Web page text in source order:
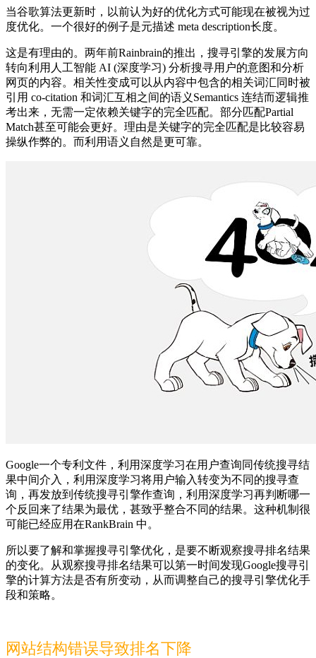
当谷歌算法更新时，以前认为好的优化方式可能现在被视为过
度优化。一个很好的例子是元描述 meta description长度。
这是有理由的。两年前Rainbrain的推出，搜寻引擎的发展方向
转向利用人工智能 AI (深度学习) 分析搜寻用户的意图和分析
网页的内容。相关性变成可以从内容中包含的相关词汇同时被
引用 co-citation 和词汇互相之间的语义Semantics 连结而逻辑推
考出来，无需一定依赖关键字的完全匹配。部分匹配Partial
Match甚至可能会更好。理由是关键字的完全匹配是比较容易
操纵作弊的。而利用语义自然是更可靠。
Google一个专利文件，利用深度学习在用户查询同传统搜寻结
果中间介入，利用深度学习将用户输入转变为不同的搜寻查
询，再发放到传统搜寻引擎作查询，利用深度学习再判断哪一
个反回来了结果为最优，甚致乎整合不同的结果。这种机制很
可能已经应用在RankBrain 中。
所以要了解和掌握搜寻引擎优化，是要不断观察搜寻排名结果
的变化。从观察搜寻排名结果可以第一时间发现Google搜寻引
擎的计算方法是否有所变动，从而调整自己的搜寻引擎优化手
段和策略。
网站结构错误导致排名下降